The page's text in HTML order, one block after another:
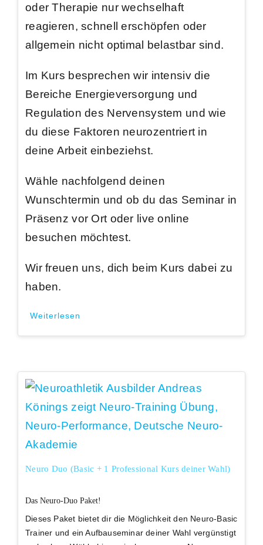
oder Therapie nur wechselhaft
reagieren, schnell erschöpfen oder
allgemein nicht optimal belastbar sind.
Im Kurs besprechen wir intensiv die
Bereiche Energieversorgung und
Regulation des Nervensystem und wie
du diese Faktoren neurozentriert in
deine Arbeit einbeziehst.
Wähle nachfolgend deinen
Wunschtermin und ob du das Seminar in
Präsenz vor Ort oder live online
besuchen möchtest.
Wir freuen uns, dich beim Kurs dabei zu
haben.
Weiterlesen
Neuro Duo (Basic + 1 Professional Kurs deiner Wahl)
Das Neuro-Duo Paket!
Dieses Paket bietet dir die Möglichkeit den Neuro-Basic
Trainer und ein Aufbauseminar deiner Wahl vergünstigt